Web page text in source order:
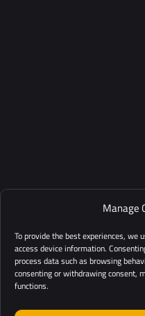
Manage
To provide the best experiences, we
access device information.
process data such as browsing
consenting or withdrawing consent,
functions.